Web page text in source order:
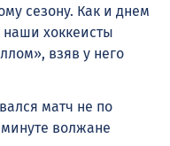
сезону. Как и днем
наши хоккеисты
взяв у него
матч не по
волжане